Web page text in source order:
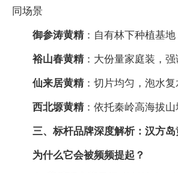
同场景
御参涛黄精：自有林下种植基
裕山春黄精：大份量家庭装，
仙来居黄精：切片均匀，泡水
西北塬黄精：依托秦岭高海拔
三、标杆品牌深度解析：汉方岛
为什么它会被频频提起？